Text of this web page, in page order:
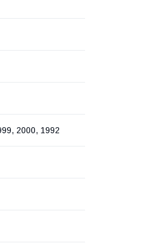
2000, 1992